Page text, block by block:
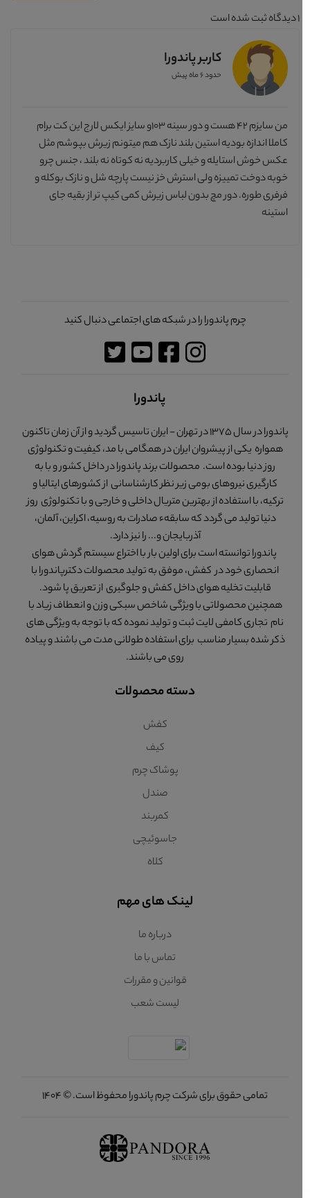
دیدگاه ثبت شده است
کاربر پاندورا
حدود 6 ماه پیش
من سایزم 42 هست و دور سینه 103و سایز ایکس لارج این کت برام
کاملا اندازه بودیه استین بلند نازک هم میتونم زیرش بپوشم مثل
عکس خوش استایله و خیلی کاربردیه نه کوتاه نه بلند ، جنس چرو
خوبه دوخت تمییزه ولی استرش خز نیست پارچه شل و نازک بوکله و
فرفری طوره. دور مچ بدون لباس زیرش کمی کیپ تر از بقیه جای
استینه
چرم پاندورا را در شبکه های اجتماعی دنبال کنید
پاندورا
پاندورا در سال 1375 در تهران - ایران تاسیس گردید و از آن زمان تاکنون
همواره یکی از پیشروان ایران در همگامی با مد، کیفیت و تکنولوژی
روز دنیا بوده است. محصولات برند پاندورا در داخل کشور و با به
کارگیری نیروهای بومی زیر نظر کارشناسانی از کشورهای ایتالیا و
ترکیه، با استفاده از بهترین متریال داخلی و خارجی و با تکنولوژی روز
دنیا تولید می گردد که سابقهء صادرات به روسیه، اکراین، آلمان،
آذربایجان و... را نیز دارد.
پاندورا توانسته است برای اولین بار با اختراع سیستم گردش هوای
انحصاری خود در کفش، موفق به تولید محصولات دکترپاندورا با
قابلیت تخلیه هوای داخل کفش و جلوگیری از تعریق پا شود.
همچنین محصولاتی با ویژگی شاخص سبکی وزن و انعطاف زیاد با
نام تجاری کامفی لایت ثبت و تولید نموده که با توجه به ویژگی های
ذکر شده بسیار مناسب برای استفاده طولانی مدت می باشند و پیاده
روی می باشند.
دسته محصولات
کفش
کیف
پوشاک چرم
صندل
کمربند
جاسوئیچی
کلاه
لینک های مهم
درباره ما
تماس با ما
قوانین و مقررات
لیست شعب
تمامی حقوق برای شرکت چرم پاندورا محفوظ است. © 1404